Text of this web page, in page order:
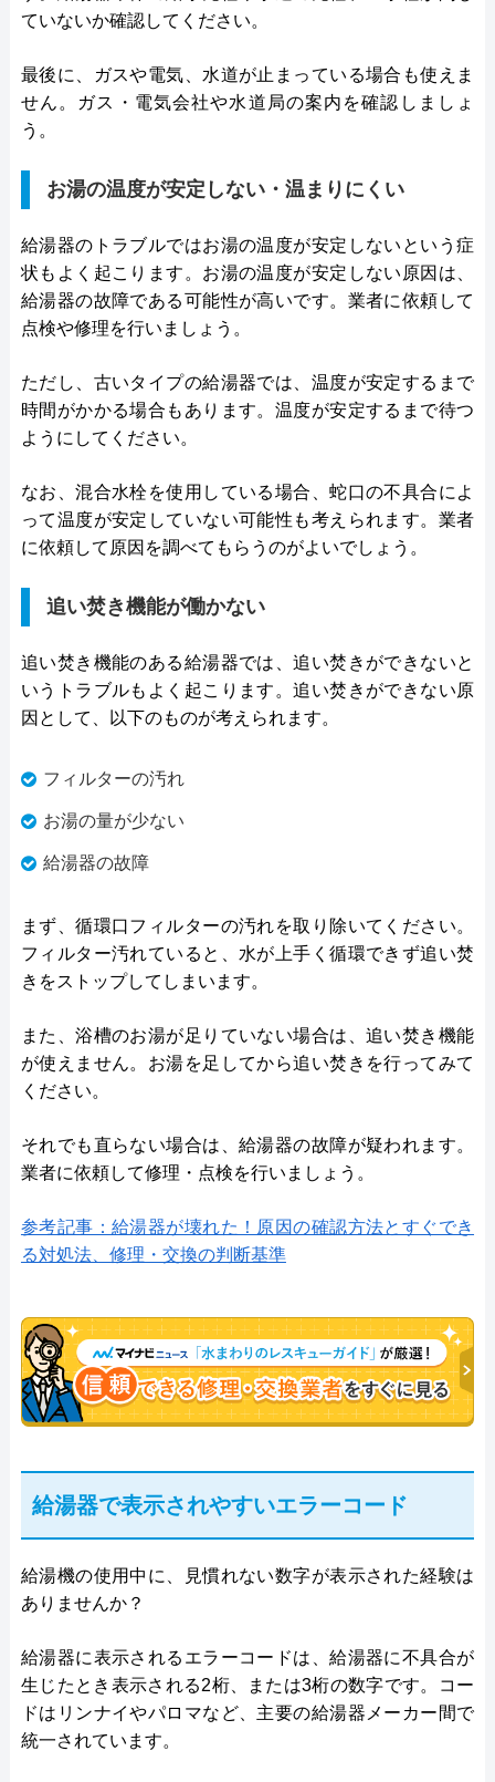
ていないか確認してください。
最後に、ガスや電気、水道が止まっている場合も使えま
せん。ガス・電気会社や水道局の案内を確認しましょ
う。
お湯の温度が安定しない・温まりにくい
給湯器のトラブルではお湯の温度が安定しないという症
状もよく起こります。お湯の温度が安定しない原因は、
給湯器の故障である可能性が高いです。業者に依頼して
点検や修理を行いましょう。
ただし、古いタイプの給湯器では、温度が安定するまで
時間がかかる場合もあります。温度が安定するまで待つ
ようにしてください。
なお、混合水栓を使用している場合、蛇口の不具合によ
って温度が安定していない可能性も考えられます。業者
に依頼して原因を調べてもらうのがよいでしょう。
追い焚き機能が働かない
追い焚き機能のある給湯器では、追い焚きができないと
いうトラブルもよく起こります。追い焚きができない原
因として、以下のものが考えられます。
フィルターの汚れ
お湯の量が少ない
給湯器の故障
まず、循環口フィルターの汚れを取り除いてください。
フィルター汚れていると、水が上手く循環できず追い焚
きをストップしてしまいます。
また、浴槽のお湯が足りていない場合は、追い焚き機能
が使えません。お湯を足してから追い焚きを行ってみて
ください。
それでも直らない場合は、給湯器の故障が疑われます。
業者に依頼して修理・点検を行いましょう。
参考記事：給湯器が壊れた！原因の確認方法とすぐでき
る対処法、修理・交換の判断基準
給湯器で表示されやすいエラーコード
給湯機の使用中に、見慣れない数字が表示された経験は
ありませんか？
給湯器に表示されるエラーコードは、給湯器に不具合が
生じたとき表示される2桁、または3桁の数字です。コー
ドはリンナイやパロマなど、主要の給湯器メーカー間で
統一されています。